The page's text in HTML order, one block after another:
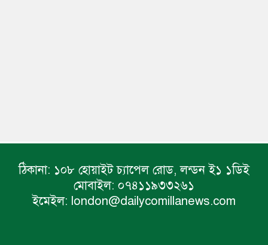
ঠিকানা: ১০৮ হোয়াইট চ্যাপেল রোড, লন্ডন ই১ ১ডিই
মোবাইল: ০৭৪১১৯৩৩২৬১
ইমেইল: london@dailycomillanews.com